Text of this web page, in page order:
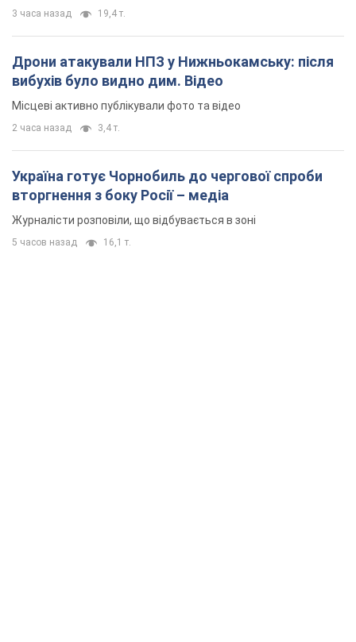
3 часа назад 19,4 т.
Дрони атакували НПЗ у Нижньокамську: після
вибухів було видно дим. Відео
Місцеві активно публікували фото та відео
2 часа назад 3,4 т.
Україна готує Чорнобиль до чергової спроби
вторгнення з боку Росії – медіа
Журналісти розповіли, що відбувається в зоні
5 часов назад 16,1 т.